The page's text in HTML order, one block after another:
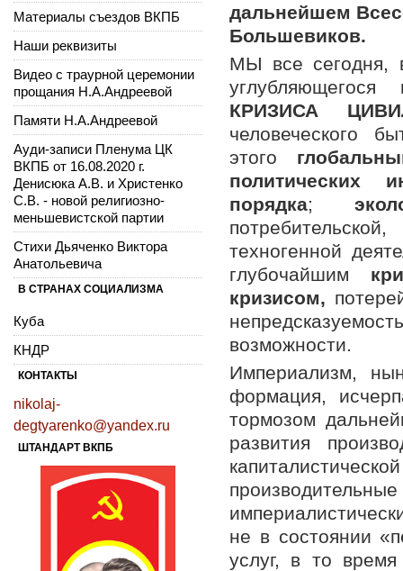
дальнейшем
Большевиков.
МЫ все сегодня,
КРИЗИСА
человеческого
этого
политических
порядка;
техногенной
глубочайшим
кризисом,
возможности.
Империализм,
формация,
тормозом
развития
не в состоянии
услуг, в то
Материалы съездов ВКПБ
Наши реквизиты
Видео с траурной церемонии
прощания Н.А.Андреевой
Памяти Н.А.Андреевой
Ауди-записи Пленума ЦК
ВКПБ от 16.08.2020 г.
Денисюка А.В. и Христенко
С.В. - новой религиозно-
меньшевистской партии
Стихи Дьяченко Виктора
Анатольевича
В СТРАНАХ СОЦИАЛИЗМА
Куба
КНДР
КОНТАКТЫ
nikolaj-
degtyarenko@yandex.ru
ШТАНДАРТ ВКПБ